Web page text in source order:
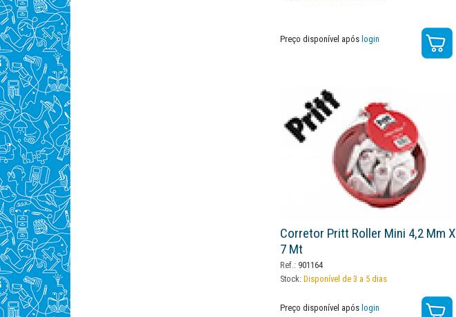
Preço disponível após login
Corretor Pritt Roller Mini 4,2 Mm X
7 Mt
Ref.:901164
Stock: Disponível de 3 a 5 dias
Preço disponível após login